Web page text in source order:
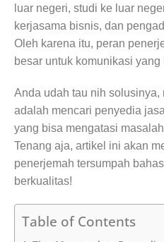
luar negeri, studi ke luar
kerjasama bisnis, dan
Oleh karena itu, peran
besar untuk komunikasi yang
Anda udah tau nih
adalah mencari penyedia jasa
yang bisa mengatasi
Tenang aja, artikel ini akan
penerjemah tersumpah
berkualitas!
Table of Contents